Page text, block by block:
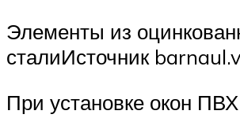
Элементы из
сталиИсточник
При установке окон